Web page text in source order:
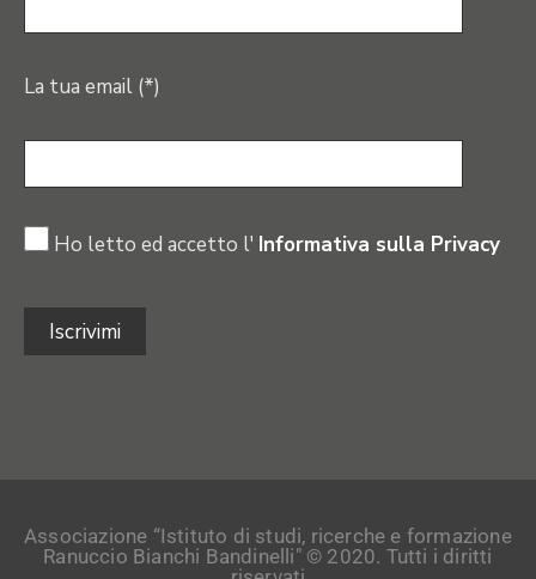
La tua email (*)
Ho letto ed accetto l' Informativa sulla Privacy
Associazione “Istituto di studi, ricerche e formazione
Ranuccio Bianchi Bandinelli" © 2020. Tutti i diritti